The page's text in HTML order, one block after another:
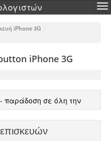
iPhone 3G /
iPhone 3G
σε όλη την